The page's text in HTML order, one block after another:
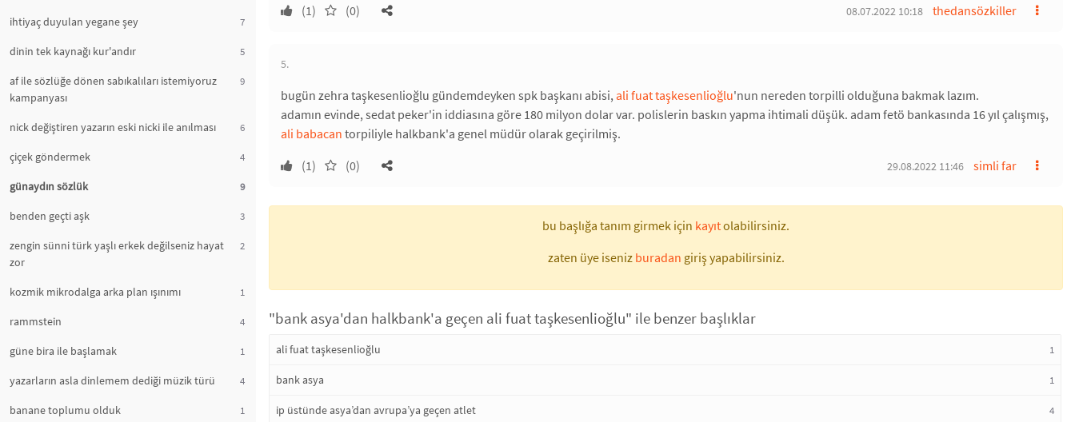
ihtiyaç duyulan yegane şey 7
dinin tek kaynağı kur'andır 5
af ile sözlüğe dönen sabıkalıları istemiyoruz
kampanyası
9
nick değiştiren yazarın eski nicki ile anılması 6
çiçek göndermek 4
günaydın sözlük 9
benden geçti aşk 3
zengin sünni türk yaşlı erkek değilseniz hayat
zor
2
kozmik mikrodalga arka plan ışınımı 1
rammstein 4
güne bira ile başlamak 1
yazarların asla dinlemem dediği müzik türü 4
banane toplumu olduk 1
(1)
(0) thedansözkiller
08.07.2022 10:18
5.
bugün zehra taşkesenlioğlu gündemdeyken spk başkanı abisi,ali fuat taşkesenlioğlu'nun nereden torpilli olduğuna bakmak lazım.
adamın evinde, sedat peker'in iddiasına göre 180 milyon dolar var. polislerin baskın yapma ihtimali düşük. adam fetö bankasında 16 yıl çalışmış,
ali babacan torpiliyle halkbank'a genel müdür olarak geçirilmiş.
(1)
(0) simli far
29.08.2022 11:46
bu başlığa tanım girmek için kayıtolabilirsiniz.
zaten üye iseniz buradan giriş yapabilirsiniz.
"bank asya'dan halkbank'a geçen ali fuat taşkesenlioğlu" ile benzer başlıklar
ali fuat taşkesenlioğlu 1
bank asya 1
ip üstünde asya’dan avrupa’ya geçen atlet 4